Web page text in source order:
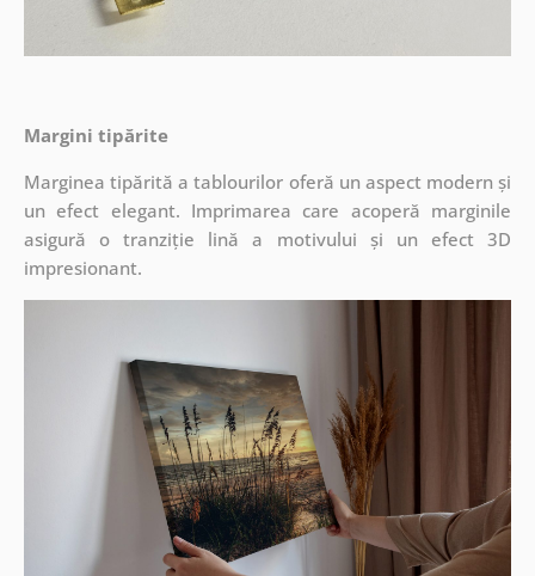
Margini tipărite
Marginea tipărită a tablourilor oferă un aspect modern și
un efect elegant. Imprimarea care acoperă marginile
asigură o tranziție lină a motivului și un efect 3D
impresionant.